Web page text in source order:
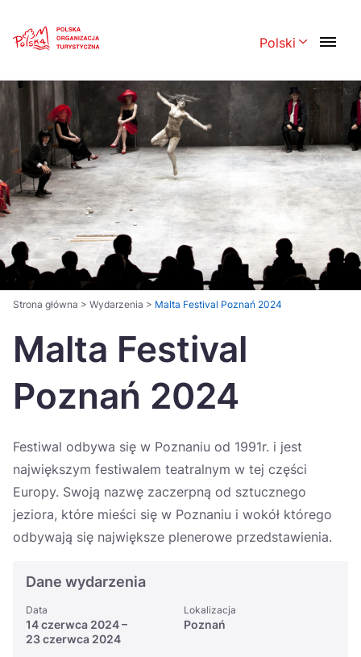
Polski
Polski English
Česká 中国
Dansk Deutsch
Español Français
Italiano Magyar
Nederlands 日本語
Português Norsk
Svenska
Україна
Zamknij
Strona główna > Wydarzenia > Malta Festival Poznań 2024
Malta Festival
Poznań 2024
Festiwal odbywa się w Poznaniu od 1991r. i jest
największym festiwalem teatralnym w tej części
Europy. Swoją nazwę zaczerpną od sztucznego
jeziora, które mieści się w Poznaniu i wokół którego
odbywają się największe plenerowe przedstawienia.
Dane wydarzenia
Data
14 czerwca 2024–
23 czerwca 2024
Lokalizacja
Poznań